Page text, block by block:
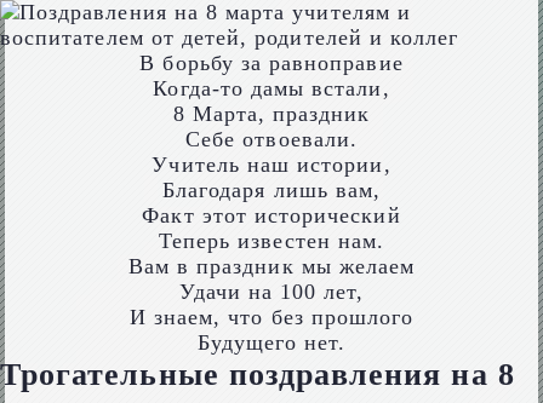
В борьбу за равноправие
Когда-то дамы встали,
8 Марта, праздник
Себе отвоевали.
Учитель наш истории,
Благодаря лишь вам,
Факт этот исторический
Теперь известен нам.
Вам в праздник мы желаем
Удачи на 100 лет,
И знаем, что без прошлого
Будущего нет.
Трогательные поздравления на 8